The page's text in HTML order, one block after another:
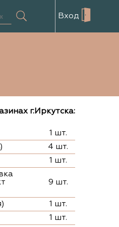
Вход
г.Иркутска:
1 шт.
4 шт.
1 шт.
9 шт.
1 шт.
1 шт.